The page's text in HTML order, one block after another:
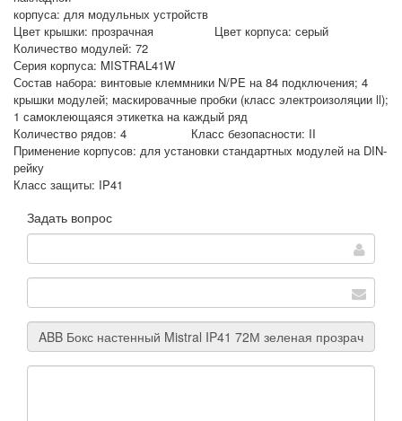
корпуса: для модульных устройств
Цвет крышки: прозрачная Цвет корпуса: серый
Количество модулей: 72
Серия корпуса: MISTRAL41W
Состав набора: винтовые клеммники N/PE на 84 подключения; 4
крышки модулей; маскировачные пробки (класс электроизоляции ll);
1 самоклеющаяся этикетка на каждый ряд
Количество рядов: 4 Класс безопасности: II
Применение корпусов: для установки стандартныx модулей на DIN-
рейку
Класс защиты: IP41
Задать вопрос